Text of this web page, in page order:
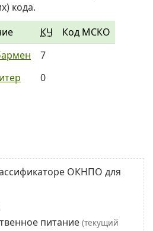
кода.
КЧ
Код МСКО
7
0
ОКНПО для
питание (текущий